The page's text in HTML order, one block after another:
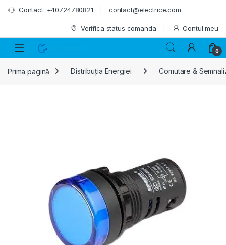
Skip to navigation
Skip to content
Contact: +40724780821 contact@electrice.com
Verifica status comanda Contul meu
0
Prima pagină Distribuția Energiei Comutare &